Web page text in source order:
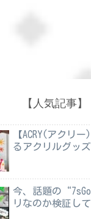
【人気記事】
【ACRY(アクリ
るアクリルグッ
今、話題の
リなのか検証して